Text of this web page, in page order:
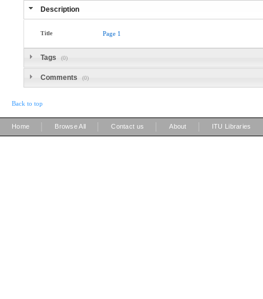
Description
Title Page 1
Tags (0)
Comments (0)
Back to top
Home Browse All Contact us About ITU Libraries